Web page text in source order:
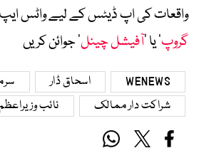
واقعات کی اپ ڈیٹس کے لیے واٹس ایپ
گروپ‘ یا ’آفیشل چینل‘ جوائن کریں
WENEWS اسحاق ڈار
شراکت دار ممالک
نائب